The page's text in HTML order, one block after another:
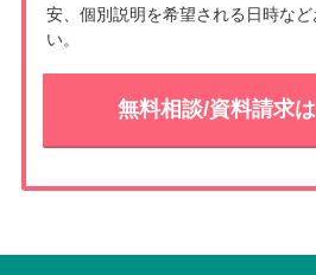
安、個別説明を希望される日時な
い。
無料相談/資料請求